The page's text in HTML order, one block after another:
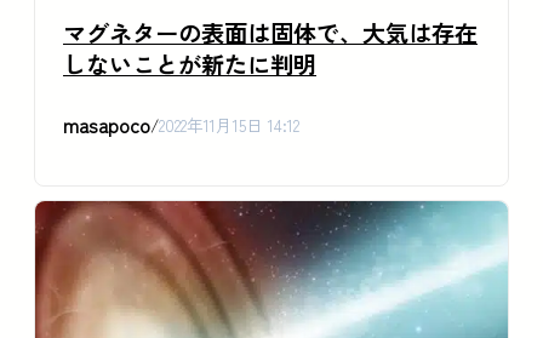
マグネターの表面は固体で、大気は存在
しないことが新たに判明
masapoco/2022年11月15日 14:12